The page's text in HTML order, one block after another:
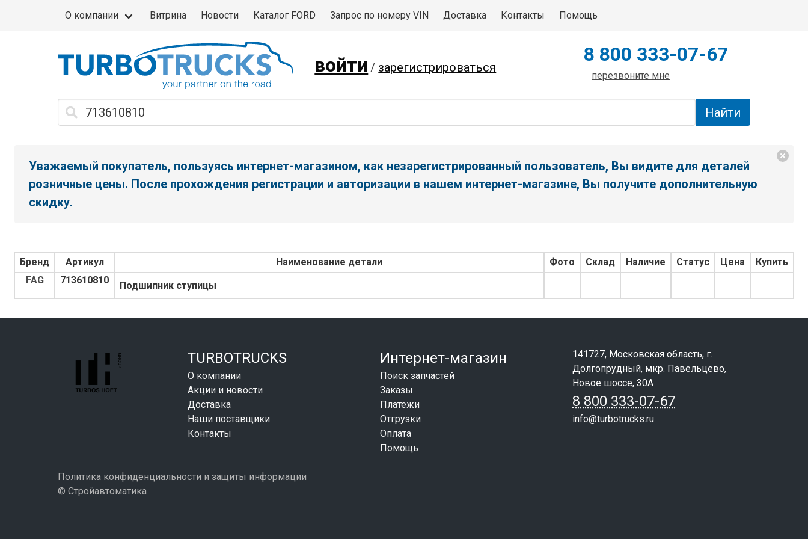
О компании Витрина Новости Каталог FORD Запрос по номеру VIN Доставка Контакты Помощь
войти / зарегистрироваться
8 800 333-07-67
перезвоните мне
Уважаемый покупатель, пользуясь интернет-магазином, как незарегистрированный пользователь, Вы видите для деталей
розничные цены. После прохождения регистрации и авторизации в нашем интернет-магазине, Вы получите дополнительную
скидку.
Бренд Артикул Наименование детали Фото Склад Наличие Статус Цена
Купить
FAG
713610810 Подшипник ступицы
TURBOTRUCKS
О компании
Акции и новости
Доставка
Наши поставщики
Контакты
Интернет-магазин
Поиск запчастей
Заказы
Платежи
Отгрузки
Оплата
Помощь
141727, Московская область, г.
Долгопрудный, мкр. Павельцево,
Новое шоссе, 30А
8 800 333-07-67
info@turbotrucks.ru
Политика конфиденциальности и защиты информации
© Стройавтоматика